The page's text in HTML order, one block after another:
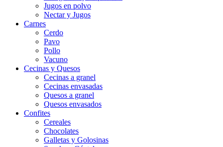
Jugos en polvo
Nectar y Jugos
Carnes
Cerdo
Pavo
Pollo
Vacuno
Cecinas y Quesos
Cecinas a granel
Cecinas envasadas
Quesos a granel
Quesos envasados
Confites
Cereales
Chocolates
Galletas y Golosinas